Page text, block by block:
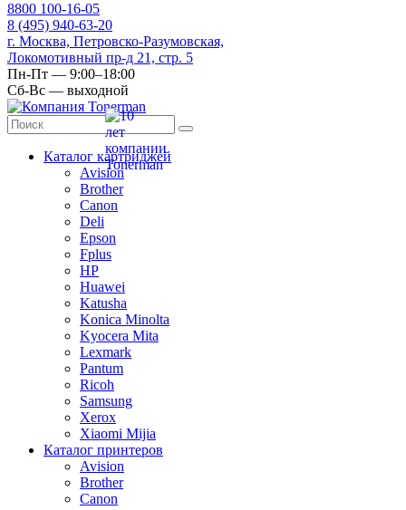
8800 100-16-05
8 (495) 940-63-20
г. Москва, Петровско-Разумовская,
Локомотивный пр-д 21, стр. 5
Пн-Пт — 9:00–18:00
Сб-Вс — выходной
Каталог картриджей
Avision
Brother
Canon
Deli
Epson
Fplus
HP
Huawei
Katusha
Konica Minolta
Kyocera Mita
Lexmark
Pantum
Ricoh
Samsung
Xerox
Xiaomi Mijia
Каталог принтеров
Avision
Brother
Canon